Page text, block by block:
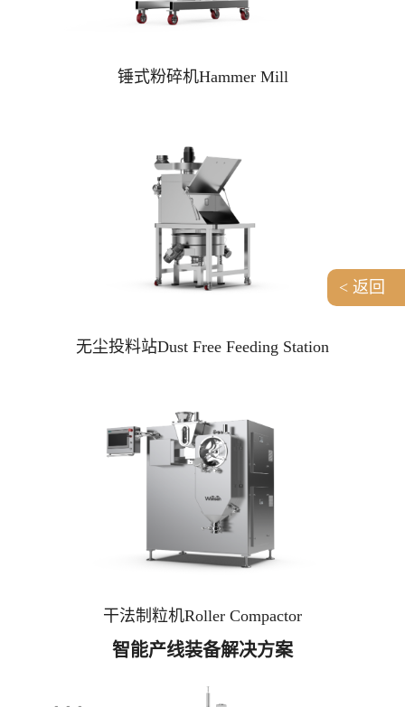
< 返回
锤式粉碎机Hammer Mill
无尘投料站Dust Free Feeding Station
干法制粒机Roller Compactor
智能产线装备解决方案